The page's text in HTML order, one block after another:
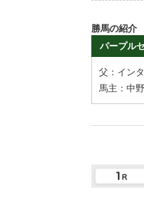
勝馬の紹介
パープル
父：イン
馬主：中